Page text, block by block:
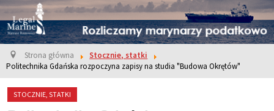
Strona główna
Stocznie, statki
Politechnika Gdańska rozpoczyna zapisy na studia "Budowa Okrętów"
STOCZNIE, STATKI